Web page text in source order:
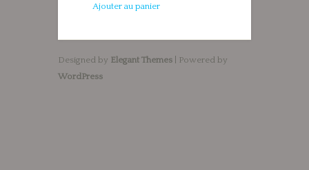
Ajouter au panier
Designed by Elegant Themes | Powered by
WordPress